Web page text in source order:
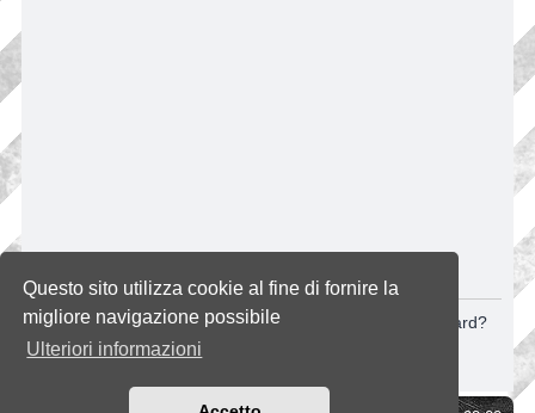
Questo sito utilizza cookie al fine di fornire la
migliore navigazione possibile
Ulteriori informazioni
Sei sicuro di volere cancellare tutti i cookie di questa Board?